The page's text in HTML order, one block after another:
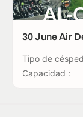
AL-
30 June Air
Tipo de
Capacidad :